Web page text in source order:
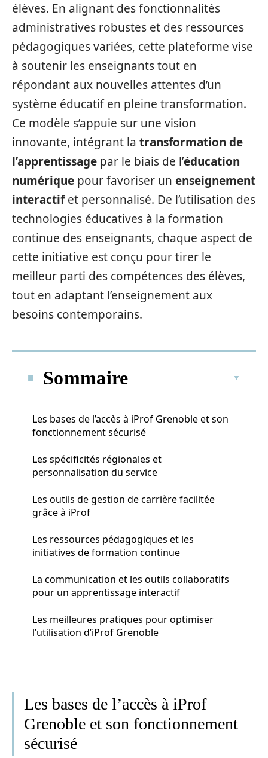
élèves. En alignant des fonctionnalités
administratives robustes et des ressources
pédagogiques variées, cette plateforme vise
à soutenir les enseignants tout en
répondant aux nouvelles attentes d’un
système éducatif en pleine transformation.
Ce modèle s’appuie sur une vision
innovante, intégrant la transformation de
l’apprentissage par le biais de l’éducation
numérique pour favoriser un enseignement
interactifet personnalisé. De l’utilisation des
technologies éducatives à la formation
continue des enseignants, chaque aspect de
cette initiative est conçu pour tirer le
meilleur parti des compétences des élèves,
tout en adaptant l’enseignement aux
besoins contemporains.
Sommaire
Les bases de l’accès à iProf Grenoble et son
fonctionnement sécurisé
Les spécificités régionales et
personnalisation du service
Les outils de gestion de carrière facilitée
grâce à iProf
Les ressources pédagogiques et les
initiatives de formation continue
La communication et les outils collaboratifs
pour un apprentissage interactif
Les meilleures pratiques pour optimiser
l’utilisation d’iProf Grenoble
Les bases de l’accès à iProf
Grenoble et son fonctionnement
sécurisé